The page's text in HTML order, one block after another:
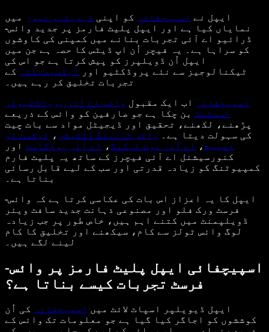
ایپل نے اسپیچفائی کو اپنی ڈیویلپر نیوز
میں
نمایاں کیا ہے اور ایپل پلیٹ فارمز پر جدید وائس-
ڈرائیو اے آئی تجربات بنانے میں کمپنی کی کاوشوں
کو سراہا ہے۔ یہ فیچر اُن اپ ڈیٹس کا حصہ ہے جن میں
ایپل اُن ڈویلپرز کو پیش کرتا ہے جو اس کی
ٹیکنالوجیز سے نئے پروڈکٹیو اور
ایکسیسبلٹی کے
تجربات تخلیق کر رہے ہیں۔
اسپیچفائی اب ایک مقبول وائس اے آئی پروڈکٹیوٹی
اسسٹنٹ بن چکا ہے جو صارفین کو وائس کے ذریعے
پڑھنے، لکھنے، تحقیق اور ڈیجیٹل مواد سے بات چیت
کی سہولت دیتا ہے۔
وائس ٹائپنگ ڈکٹیشن ،
ٹیکسٹ ٹو
اسپیچ ، اے آئی نوٹ ٹیکنگ، اے آئی پوڈکاسٹ اور
کنورسیشنل اے آئی فیچرز کے ساتھ یہ پلیٹ فارم
کمپیوٹنگ کو زیادہ قدرتی اور سب کے لیے قابل رسائی
بناتا ہے۔
ایپل کا یہ اعزاز اس بات کی عکاسی کرتا ہے کہ وائس-
فرسٹ ورک فلو اور مصنوعی ذہانت جدید سافٹ ویئر
ڈویلپمنٹ میں کتنے اہم ہیں، خاص طور پر جب زیادہ
لوگ وائس ٹولز سے کام، سیکھنے اور تخلیق کا کام
لینے لگے ہیں۔
اسپیچفائی ایپل پلیٹ فارمز پر وائس-
فرسٹ تجربات کیسے بناتا ہے؟
ایپل ڈیویلپر اسپاٹ لائٹ میں اسپیچفائی کی اُن
کوششوں کو اجاگر کیا گیا ہے جو معلومات تک وائس کے